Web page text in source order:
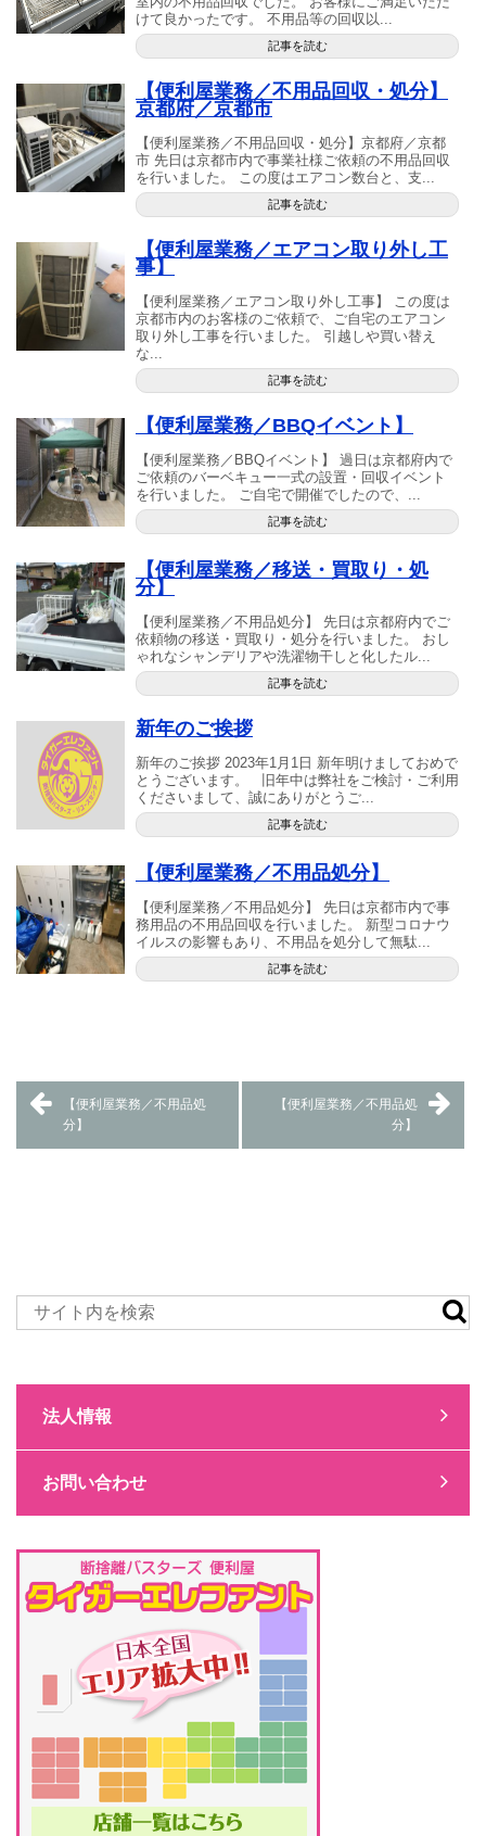
けて良かったです。 不用品等の回収以...
記事を読む
【便利屋業務／不用品回収・処分】
京都府／京都市
【便利屋業務／不用品回収・処分】京都府／京都
市 先日は京都市内で事業社様ご依頼の不用品回収
を行いました。 この度はエアコン数台と、支...
記事を読む
【便利屋業務／エアコン取り外し工
事】
【便利屋業務／エアコン取り外し工事】 この度は
京都市内のお客様のご依頼で、ご自宅のエアコン
取り外し工事を行いました。 引越しや買い替え
な...
記事を読む
【便利屋業務／BBQイベント】
【便利屋業務／BBQイベント】 過日は京都府内で
ご依頼のバーベキュー一式の設置・回収イベント
を行いました。 ご自宅で開催でしたので、...
記事を読む
【便利屋業務／移送・買取り・処
分】
【便利屋業務／不用品処分】 先日は京都府内でご
依頼物の移送・買取り・処分を行いました。 おし
ゃれなシャンデリアや洗濯物干しと化したル...
記事を読む
新年のご挨拶
新年のご挨拶 2023年1月1日 新年明けましておめで
とうございます。 旧年中は弊社をご検討・ご利用
くださいまして、誠にありがとうご...
記事を読む
【便利屋業務／不用品処分】
【便利屋業務／不用品処分】 先日は京都市内で事
務用品の不用品回収を行いました。 新型コロナウ
イルスの影響もあり、不用品を処分して無駄...
記事を読む
【便利屋業務／不用品処
分】
【便利屋業務／不用品処
分】
法人情報
お問い合わせ